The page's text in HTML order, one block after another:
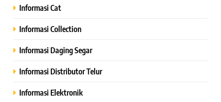
Informasi Cat
Informasi Collection
Informasi Daging Segar
Informasi Distributor Telur
Informasi Elektronik